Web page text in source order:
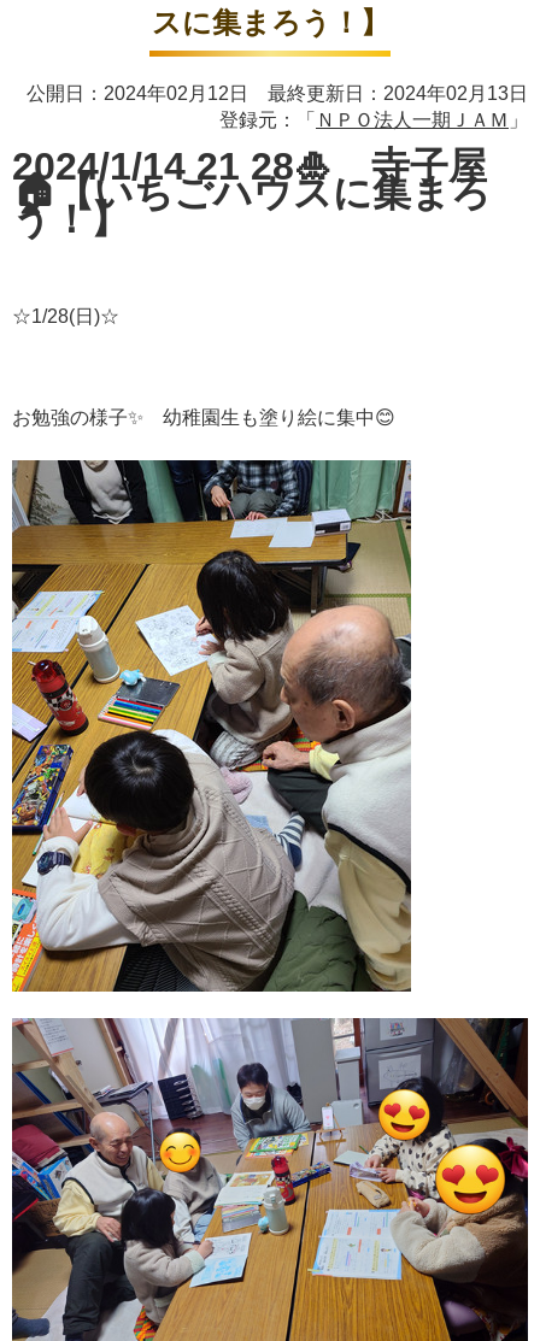
スに集まろう！】
公開日：2024年02月12日 最終更新日：2024年02月13日
登録元：「 ＮＰＯ法人一期ＪＡＭ 」
2024/1/14 21 28🎍 寺子屋
🏠【いちごハウスに集まろ
う！】
☆1/28(日)☆
お勉強の様子✨ 幼稚園生も塗り絵に集中😊